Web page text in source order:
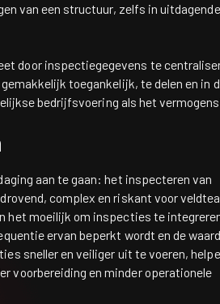
van een structuur, zelfs in uitdagende
door inspectiegegevens te
toegankelijk, te delen en in
bedrijfsvoering als het
aan te gaan: het inspecteren van
complex en riskant voor
het moeilijk om inspecties te
ervan beperkt wordt en de
sneller en veiliger uit te voeren,
voorbereiding en minder operationele